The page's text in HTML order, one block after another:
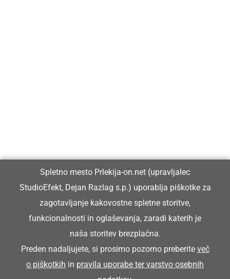
Glavni in odgovorni urednik:
Dejan Razlag
info@prlekija-on.net
Spletno mesto Prlekija-on.net (upravljalec
StudioEfekt, Dejan Razlag s.p.) uporablja piškotke za
zagotavljanje kakovostne spletne storitve,
funkcionalnosti in oglaševanja, zaradi katerih je
naša storitev brezplačna.
Preden nadaljujete, si prosimo pozorno preberite več
o piškotkih in pravila uporabe ter varstvo osebnih